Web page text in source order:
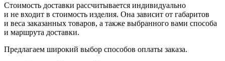
Стоимость доставки рассчитывается индивидуально
и не входит в стоимость изделия. Она зависит от габаритов
и веса заказанных товаров, а также выбранного вами способа
и маршрута доставки.
Предлагаем широкий выбор способов оплаты заказа.